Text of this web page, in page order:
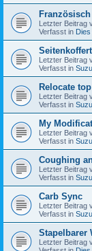
Französisch
Letzter Beitrag
Verfasst in
Letzter Beitrag
Verfasst in
Relocate
Letzter Beitrag
Verfasst in
My
Letzter Beitrag
Verfasst in
Coughing
Letzter Beitrag
Verfasst in
Carb Sync
Letzter Beitrag
Verfasst in
Stapelbarer
Letzter Beitrag